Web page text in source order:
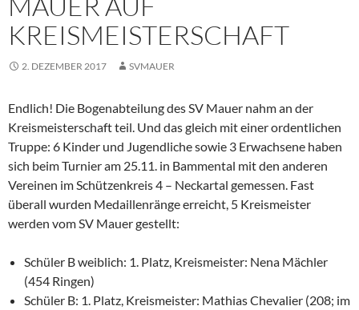
KREISMEISTERSCHAFT
2. DEZEMBER 2017 SVMAUER
Endlich! Die Bogenabteilung des SV Mauer nahm an der
Kreismeisterschaft teil. Und das gleich mit einer ordentlichen
Truppe: 6 Kinder und Jugendliche sowie 3 Erwachsene haben
sich beim Turnier am 25.11. in Bammental mit den anderen
Vereinen im Schützenkreis 4 – Neckartal gemessen. Fast
überall wurden Medaillenränge erreicht, 5 Kreismeister
werden vom SV Mauer gestellt:
Schüler B weiblich: 1. Platz, Kreismeister: Nena Mächler
(454 Ringen)
Schüler B: 1. Platz, Kreismeister: Mathias Chevalier (208; im